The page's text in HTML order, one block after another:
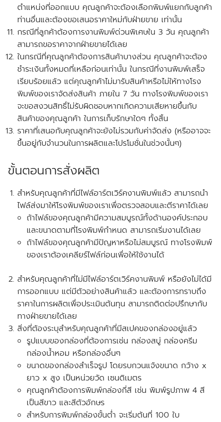
ตำแหน่งที่ออกแบบ คุณลูกค้าจะต้องเลือกพิมพ์แยกกับลูกค้า
ท่านอื่นและต้องขอเสนอราคาใหม่กับฝ่ายขาย เท่านั้น
กรณีที่ลูกค้าต้องการงานพิมพ์ด่วนพิเศษใน 3 วัน คุณลูกค้า
สามารถขอราคาจากฝ่ายขายได้เลย
ในกรณีที่คุณลูกค้าต้องการสินค้าบางส่วน คุณลูกค้าจะต้อง
ชำระเงินทั้งหมดที่เหลือก่อนเท่านั้น ในกรณีที่งานพิมพ์เสร็จ
เรียบร้อยแล้ว แต่คุณลูกค้าไม่มารับสินค้าหรือไม่ให้ทางโรง
พิมพ์ของเราจัดส่งสินค้า ภายใน 7 วัน ทางโรงพิมพ์ของเรา
จะขอสงวนสิทธิ์ไม่รับผิดชอบหากเกิดความเสียหายขึ้นกับ
สินค้าของคุณลูกค้า ในการเก็บรักษาใดๆ ทั้งสิ้น
ราคาที่เสนอกับคุณลูกค้าจะยังไม่รวมกับค่าจัดส่ง(หรืออาจจะ
ขึ้นอยู่กับจำนวนในการผลิตและโปรโมชั่นในช่วงนั้นๆ)
ขั้นตอนการสั่งผลิต
สำหรับคุณลูกค้าที่มีไฟล์อาร์ตเวิร์คงานพิมพ์แล้ว สามารถนำ
ไฟล์ส่งมาให้โรงพิมพ์ของเราเพื่อตรวจสอบและตีราคาได้เลย
ถ้าไฟล์ของคุณลูกค้ามีความสมบูรณ์ทั้งด้านองค์ประกอบ
และขนาดตามที่โรงพิมพ์กำหนด สามารถเริ่มงานได้เลย
ถ้าไฟล์ของคุณลูกค้ามีปัญหาหรือไม่สมบูรณ์ ทางโรงพิมพ์
ของเราต้องเคลียร์ไฟล์ก่อนเพื่อให้ใช้งานได้
สำหรับคุณลูกค้าที่ไม่มีไฟล์อาร์ตเวิร์คงานพิมพ์ หรือยังไม่ได้มี
การออกแบบ แต่มีตัวอย่างสินค้าแล้ว และต้องการทราบถึง
ราคาในการผลิตเพื่อประเมินต้นทุน สามารถติดต่อปรึกษากับ
ทางฝ่ายขายได้เลย
สิ่งที่ต้องระบุสำหรับคุณลูกค้าที่มีสเปคของกล่องอยู่แล้ว
รูปแบบของกล่องที่ต้องการเช่น กล่องสบู่ กล่องครีม
กล่องน้ำหอม หรือกล่องอื่นๆ
ขนาดของกล่องสำเร็จรูป โดยรบกวนแจ้งขนาด กว้าง x
ยาว x สูง เป็นหน่วยวัด เซนติเมตร
คุณลูกค้าต้องการพิมพ์กล่องกี่สี เช่น พิมพ์รูปภาพ 4 สี
เป็นสีขาว และสีตัวอักษร
สำหรับการพิมพ์กล่องขั้นต่ำ จะเริ่มต้นที่ 100 ใบ